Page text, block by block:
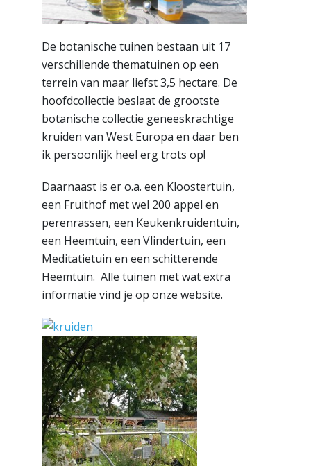
De botanische tuinen bestaan uit 17
verschillende thematuinen op een
terrein van maar liefst 3,5 hectare. De
hoofdcollectie beslaat de grootste
botanische collectie geneeskrachtige
kruiden van West Europa en daar ben
ik persoonlijk heel erg trots op!
Daarnaast is er o.a. een Kloostertuin,
een Fruithof met wel 200 appel en
perenrassen, een Keukenkruidentuin,
een Heemtuin, een Vlindertuin, een
Meditatietuin en een schitterende
Heemtuin. Alle tuinen met wat extra
informatie vind je op onze website.